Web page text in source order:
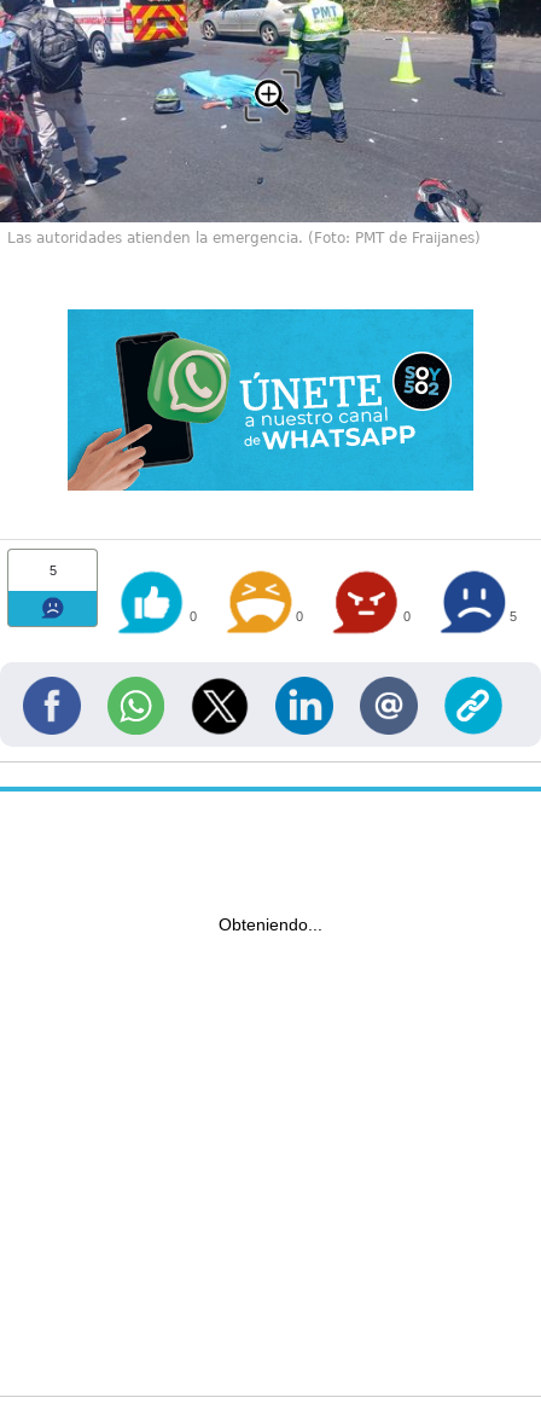
Las autoridades atienden la emergencia. (Foto: PMT de Fraijanes)
5
0 0 0 5
Obteniendo...